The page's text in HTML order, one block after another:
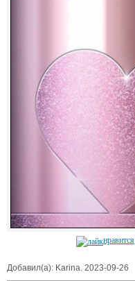
нравится
Добавил(а): Karina. 2023-09-26